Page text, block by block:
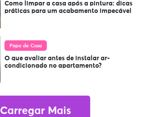
Como limpar a casa após a pintura: dicas
práticas para um acabamento impecável
Papo de Casa
O que avaliar antes de instalar ar-
condicionado no apartamento?
Carregar Mais